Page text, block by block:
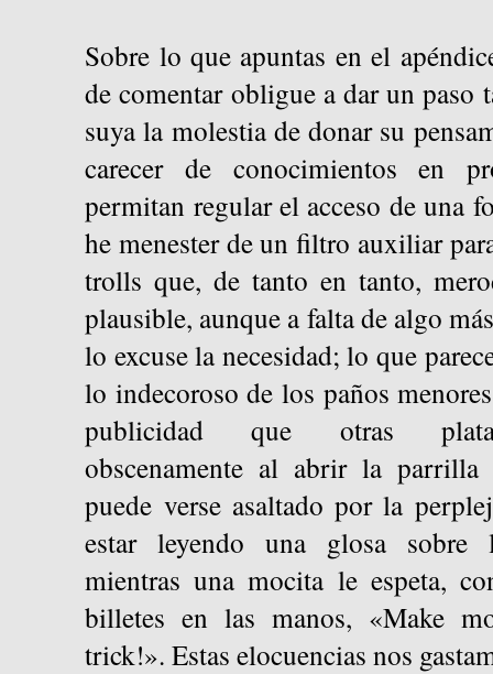
Sobre lo que apuntas en el
de comentar obligue a dar un paso
suya la molestia de donar su
carecer de conocimientos en
permitan regular el acceso de una
he menester de un filtro auxiliar
trolls que, de tanto en tanto,
plausible, aunque a falta de algo
lo excuse la necesidad; lo que
lo indecoroso de los paños
publicidad que otras
obscenamente al abrir la
puede verse asaltado por la
estar leyendo una glosa sobre
mientras una mocita le espeta,
billetes en las manos, «Make
trick!». Estas elocuencias nos